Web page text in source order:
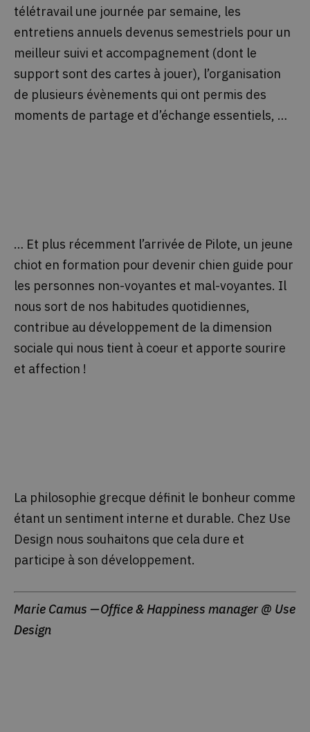
télétravail une journée par semaine, les
entretiens annuels devenus semestriels pour un
meilleur suivi et accompagnement (dont le
support sont des cartes à jouer), l’organisation
de plusieurs évènements qui ont permis des
moments de partage et d’échange essentiels, …
… Et plus récemment l’arrivée de Pilote, un jeune
chiot en formation pour devenir chien guide pour
les personnes non-voyantes et mal-voyantes. Il
nous sort de nos habitudes quotidiennes,
contribue au développement de la dimension
sociale qui nous tient à coeur et apporte sourire
et affection !
La philosophie grecque définit le bonheur comme
étant un sentiment interne et durable. Chez Use
Design nous souhaitons que cela dure et
participe à son développement.
Marie Camus — Office & Happiness manager @ Use
Design